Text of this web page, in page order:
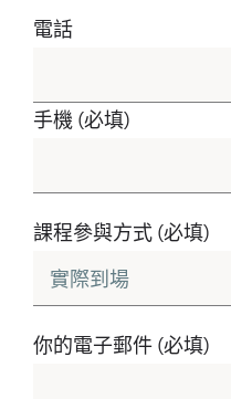
電話
手機 (必填)
課程參與方式 (必填)
你的電子郵件 (必填)